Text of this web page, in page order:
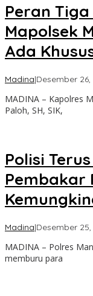
Peran
Mapolsek
Ada
Madina|Desember 26,
MADINA – Kapolres
Paloh, SH, SIK,
Polisi
Pembakar
Madina|Desember
MADINA – Polres
memburu para